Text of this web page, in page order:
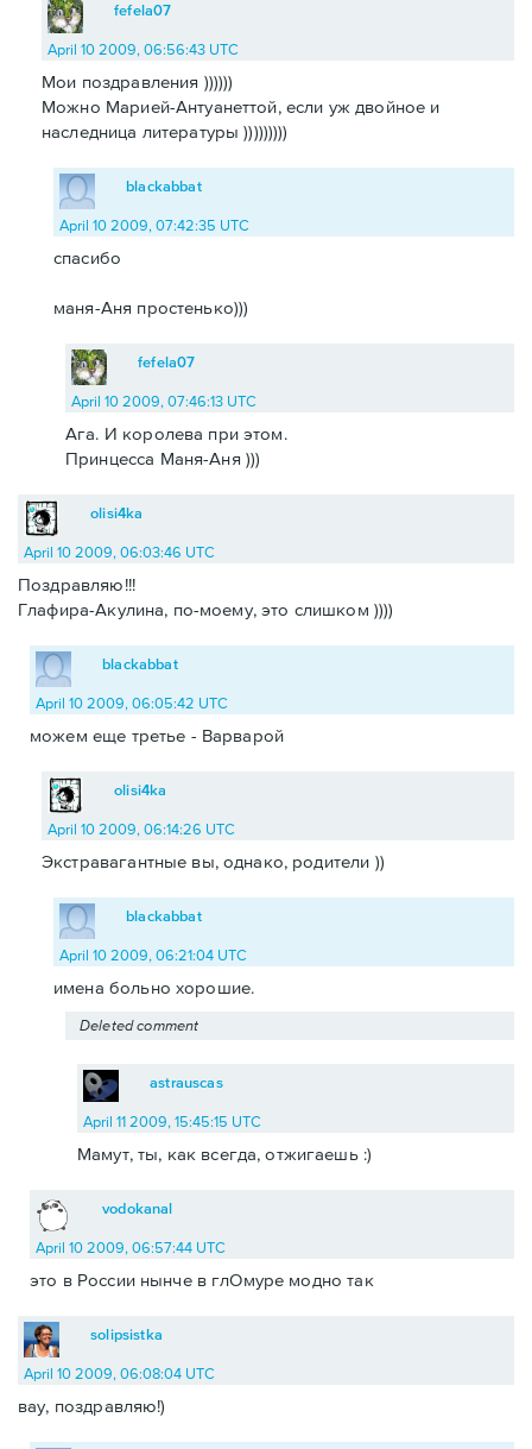
fefela07
April 10 2009, 06:56:43 UTC
Мои поздравления ))))))
Можно Марией-Антуанеттой, если уж двойное и
наследница литературы )))))))))
blackabbat
April 10 2009, 07:42:35 UTC
спасибо
маня-Аня простенько)))
fefela07
April 10 2009, 07:46:13 UTC
Ага. И королева при этом.
Принцесса Маня-Аня )))
olisi4ka
April 10 2009, 06:03:46 UTC
Поздравляю!!!
Глафира-Акулина, по-моему, это слишком ))))
blackabbat
April 10 2009, 06:05:42 UTC
можем еще третье - Варварой
olisi4ka
April 10 2009, 06:14:26 UTC
Экстравагантные вы, однако, родители ))
blackabbat
April 10 2009, 06:21:04 UTC
имена больно хорошие.
Deleted comment
astrauscas
April 11 2009, 15:45:15 UTC
Мамут, ты, как всегда, отжигаешь :)
vodokanal
April 10 2009, 06:57:44 UTC
это в России нынче в глОмуре модно так
solipsistka
April 10 2009, 06:08:04 UTC
вау, поздравляю!)